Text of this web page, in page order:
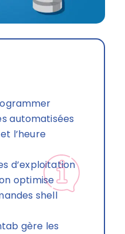
automatisées
l’heure
d’exploitation
optimise
shell
gère les